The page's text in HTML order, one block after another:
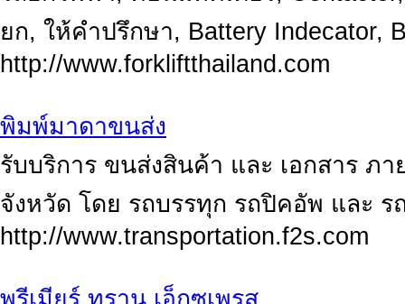
ยก, ให้คำปรึกษา, Battery Indecator,
http://www.forkliftthailand.com
พิมพ์มาดาขนส่ง
รับบริการ ขนส่งสินค้า และ เอกสาร ภา
จังหวัด โดย รถบรรทุก รถปิคอัพ และ ร
http://www.transportation.f2s.com
พรีเมียร์ ทราน เอ็กซเพรส